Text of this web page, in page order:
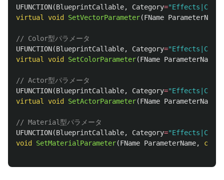
UFUNCTION(BlueprintCallable, Category=
virtual void SetVectorParameter(FName ParameterName
// Color型パラメータ
UFUNCTION(BlueprintCallable, Category=
virtual void SetColorParameter(FName ParameterName
// Actor型パラメータ
UFUNCTION(BlueprintCallable, Category=
virtual void SetActorParameter(FName ParameterName
// Material型パラメータ
UFUNCTION(BlueprintCallable, Category=
void
SetMaterialParameter(FName ParameterName, class